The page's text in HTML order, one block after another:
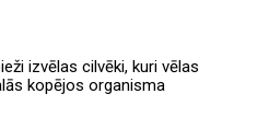
izvēlas cilvēki, kuri vēlas
kopējos organisma